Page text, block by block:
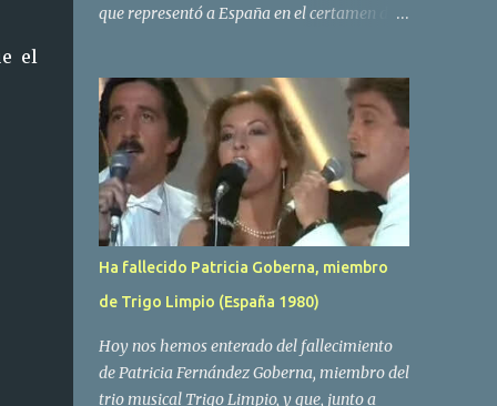
el
que representó a España en el certamen del
su compañera y principal vocalista en la
formación musical, Amaya Saizar, la que ha
dado a conocer la noticia al publico a traves
de las redes sociales. Nacido en Tolosa en
1951, durante su epoca universitaria en la
carrera de empresariales conoció al
estudiante de medicina Luis Villar,
comenzando a actuar juntos,Santos a la
guitarra y Villar al piano, sin atreverse a dar
esto cambió gracias a la propia Amaia
Saizar, que tras su abandono de Trigo
Ha fallecido Patricia Goberna, miembro
de Trigo Limpio (España 1980)
Hoy nos hemos enterado del fallecimiento
de Patricia Fernández Goberna, miembro del
trio musical Trigo Limpio, y que, junto a